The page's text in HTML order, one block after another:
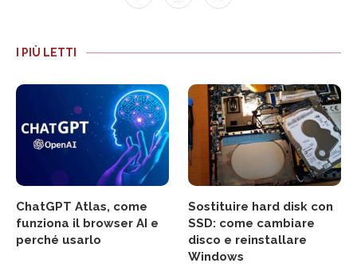
I PIÙ LETTI
ChatGPT Atlas, come
funziona il browser AI e
perché usarlo
Sostituire hard disk con
SSD: come cambiare
disco e reinstallare
Windows